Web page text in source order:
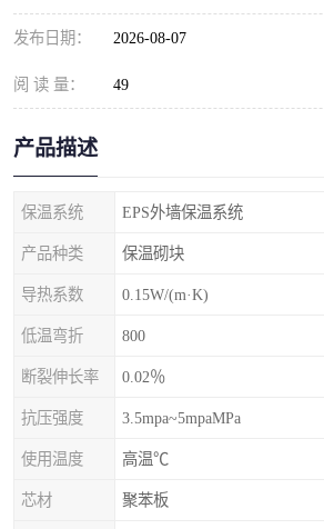
发布日期： 2026-08-07
阅 读 量： 49
产品描述
保温系统 EPS外墙保温系统
产品种类 保温砌块
导热系数 0.15W/(m·K)
低温弯折 800
断裂伸长率 0.02％
抗压强度 3.5mpa~5mpaMPa
使用温度 高温℃
芯材 聚苯板